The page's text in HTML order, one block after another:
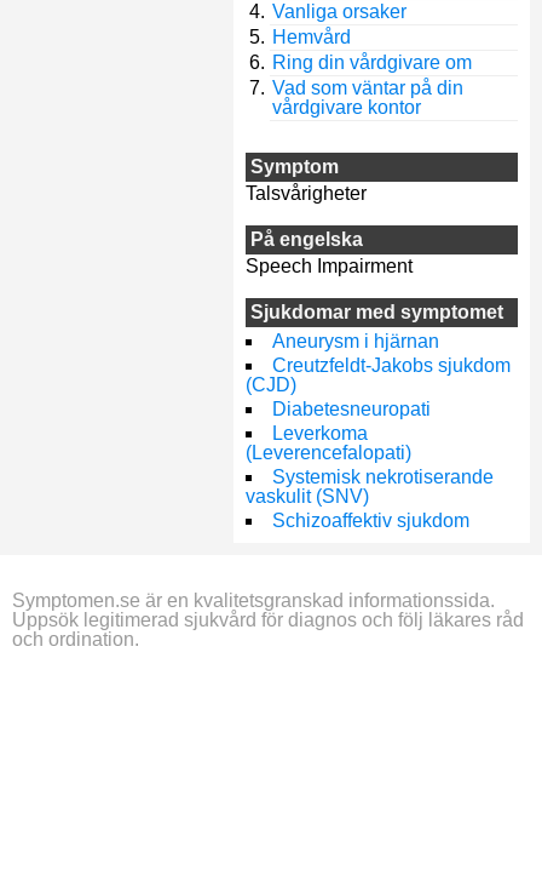
Vanliga orsaker
Hemvård
Ring din vårdgivare om
Vad som väntar på din
vårdgivare kontor
Symptom
Talsvårigheter
På engelska
Speech Impairment
Sjukdomar med symptomet
Aneurysm i hjärnan
Creutzfeldt-Jakobs sjukdom
(CJD)
Diabetesneuropati
Leverkoma
(Leverencefalopati)
Systemisk nekrotiserande
vaskulit (SNV)
Schizoaffektiv sjukdom
Symptomen.se är en kvalitetsgranskad informationssida.
Uppsök legitimerad sjukvård för diagnos och följ läkares råd
och ordination.